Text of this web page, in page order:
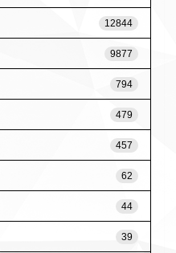
12844
9877
794
479
457
62
44
39